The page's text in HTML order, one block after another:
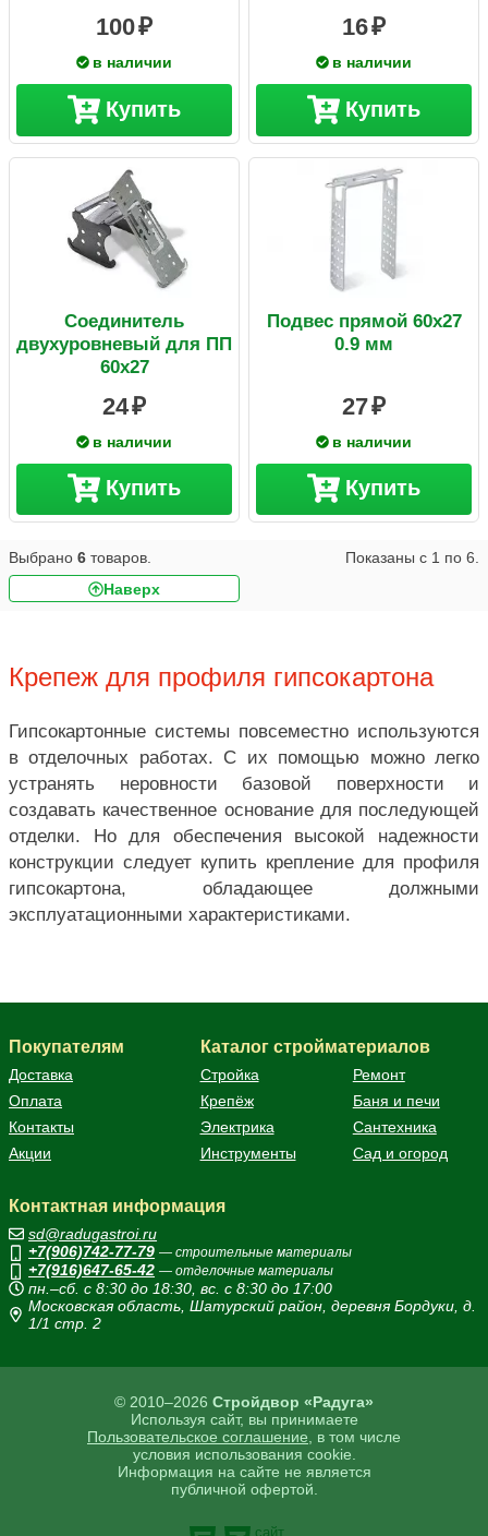
100
в наличии
Купить
16
в наличии
Купить
Соединитель
двухуровневый для ПП
60х27
24
в наличии
Купить
Подвес прямой 60х27
0.9 мм
27
в наличии
Купить
Выбрано 6 товаров. Показаны с 1 по 6.
Наверх
Крепеж для профиля гипсокартона
Гипсокартонные системы повсеместно используются
в отделочных работах. С их помощью можно легко
устранять неровности базовой поверхности и
создавать качественное основание для последующей
отделки. Но для обеспечения высокой надежности
конструкции следует купить крепление для профиля
гипсокартона, обладающее должными
эксплуатационными характеристиками.
© 2010–2026 Стройдвор «Радуга»
Используя сайт, вы принимаете
Пользовательское соглашение , в том числе
условия использования cookie.
Информация на сайте не является
публичной офертой.
Покупателям
Доставка
Оплата
Контакты
Акции
Каталог стройматериалов
Стройка
Ремонт
Крепёж
Баня и печи
Электрика
Сантехника
Инструменты
Сад и огород
Контактная информация
sd@radugastroi.ru
+7(906)742-77-79 — строительные материалы
+7(916)647-65-42 — отделочные материалы
пн.–сб. с 8:30 до 18:30, вс. с 8:30 до 17:00
Московская область, Шатурский район, деревня Бордуки, д.
1/1 стр. 2